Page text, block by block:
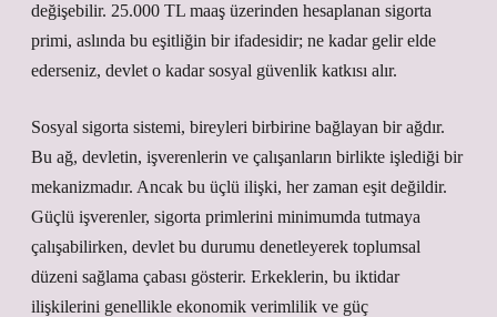
değişebilir. 25.000 TL maaş üzerinden hesaplanan sigorta
primi, aslında bu eşitliğin bir ifadesidir; ne kadar gelir elde
ederseniz, devlet o kadar sosyal güvenlik katkısı alır.
Sosyal sigorta sistemi, bireyleri birbirine bağlayan bir ağdır.
Bu ağ, devletin, işverenlerin ve çalışanların birlikte işlediği bir
mekanizmadır. Ancak bu üçlü ilişki, her zaman eşit değildir.
Güçlü işverenler, sigorta primlerini minimumda tutmaya
çalışabilirken, devlet bu durumu denetleyerek toplumsal
düzeni sağlama çabası gösterir. Erkeklerin, bu iktidar
ilişkilerini genellikle ekonomik verimlilik ve güç